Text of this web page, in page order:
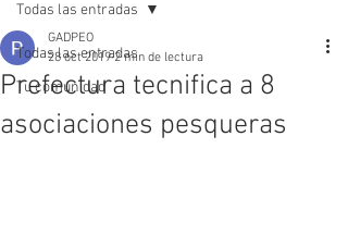
Todas las entradas
Tu comunidad
Todas las entradas
Prefectura tecnifica a 8
asociaciones pesqueras
GADPEO
28 oct 2019 2 min de lectura